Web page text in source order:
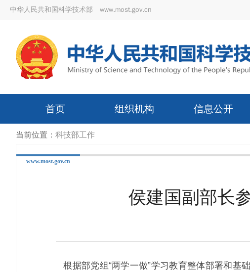
中华人民共和国科学技术部 www.most.gov.cn
首页 组织机构 信息公开
当前位置： 科技部工作
www.most.gov.cn
侯建国副部长
根据部党组“两学一做”学习教育整体部署和基